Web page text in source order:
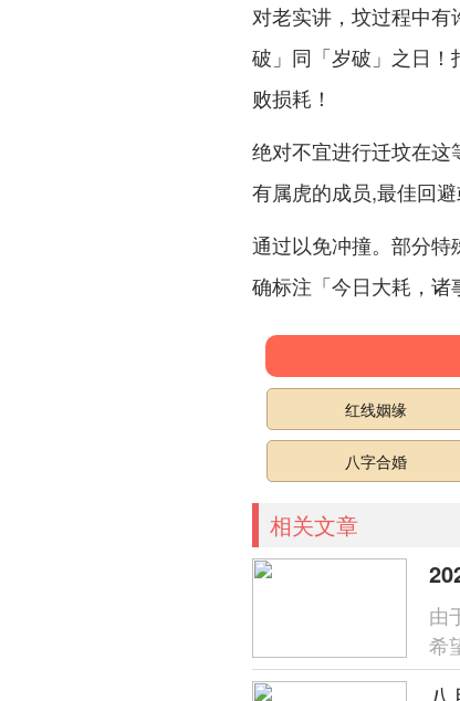
对老实讲，坟过程中有
破」同「岁破」之日
败损耗！
绝对不宜进行迁坟在这
有属虎的成员,最佳回避
通过以免冲撞。 部分特
确标注「今日大耗，诸
红线姻缘
八字合婚
相关文章
由
希
而